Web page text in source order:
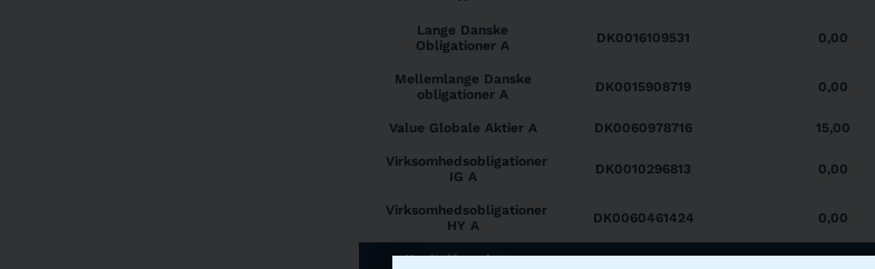
Lange Danske
Obligationer A
DK0016109531 0,00
Mellemlange Danske
obligationer A
DK0015908719 0,00
Value Globale Aktier A DK0060978716 15,00
Virksomhedsobligationer
IG A
DK0010296813 0,00
Virksomhedsobligationer
HY A
DK0060461424 0,00
Kapitalforeningen